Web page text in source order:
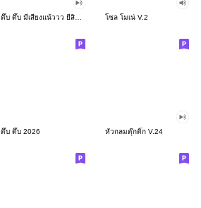
ดึ๊บ ดึ๊บ มีเสียงแน้ววว ยี่สิบสอง โซล โมเน่ V.2
ดึ๊บ ดึ๊บ 2026 หัวกลมดุ๊กดิ๊ก V.24